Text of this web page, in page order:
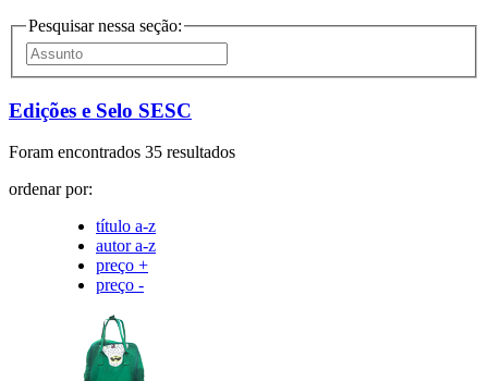
Pesquisar nessa seção:
Edições e Selo SESC
Foram encontrados 35 resultados
ordenar por:
título a-z
autor a-z
preço +
preço -